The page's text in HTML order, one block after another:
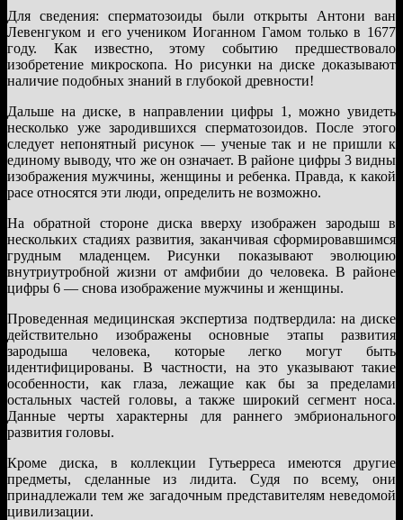
Для сведения: сперматозоиды были открыты Антони ван
Левенгуком и его учеником Иоганном Гамом только в 1677
году. Как известно, этому событию предшествовало
изобретение микроскопа. Но рисунки на диске доказывают
наличие подобных знаний в глубокой древности!
Дальше на диске, в направлении цифры 1, можно увидеть
несколько уже зародившихся сперматозоидов. После этого
следует непонятный рисунок — ученые так и не пришли к
единому выводу, что же он означает. В районе цифры 3 видны
изображения мужчины, женщины и ребенка. Правда, к какой
расе относятся эти люди, определить не возможно.
На обратной стороне диска вверху изображен зародыш в
нескольких стадиях развития, заканчивая сформировавшимся
грудным младенцем. Рисунки показывают эволюцию
внутриутробной жизни от амфибии до человека. В районе
цифры 6 — снова изображение мужчины и женщины.
Проведенная медицинская экспертиза подтвердила: на диске
действительно изображены основные этапы развития
зародыша человека, которые легко могут быть
идентифицированы. В частности, на это указывают такие
особенности, как глаза, лежащие как бы за пределами
остальных частей головы, а также широкий сегмент носа.
Данные черты характерны для раннего эмбрионального
развития головы.
Кроме диска, в коллекции Гутьерреса имеются другие
предметы, сделанные из лидита. Судя по всему, они
принадлежали тем же загадочным представителям неведомой
цивилизации.